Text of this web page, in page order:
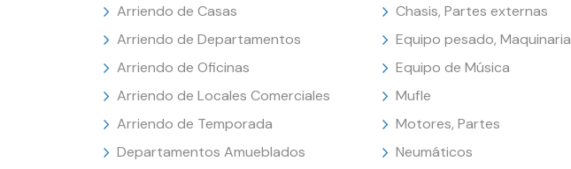
Arriendo de Casas
Arriendo de Departamentos
Arriendo de Oficinas
Arriendo de Locales Comerciales
Arriendo de Temporada
Departamentos Amueblados
Chasis, Partes externas
Equipo pesado, Maquinaria
Equipo de Música
Mufle
Motores, Partes
Neumáticos